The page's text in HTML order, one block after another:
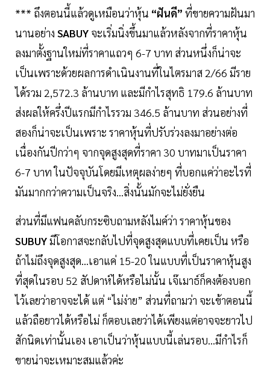
*** ถึงตอนนี้แล้วดูเหมือนว่าหุ้น “ฝันดี” ที่ขายความฝันมา
นานอย่าง SABUY จะเริ่มนิ่งขึ้นมาแล้วหลังจากที่ราคาหุ้น
ลงมาตั้งฐานใหม่ที่ราคาแถวๆ 6-7 บาท ส่วนหนึ่งก็น่าจะ
เป็นเพราะด้วยผลการดำเนินงานที่ในไตรมาส 2/66 มีราย
ได้รวม 2,572.3 ล้านบาท และมีกำไรสุทธิ 179.6 ล้านบาท
ส่งผลให้ครึ่งปีแรกมีกำไรรวม 346.5 ล้านบาท ส่วนอย่างที่
สองก็น่าจะเป็นเพราะ ราคาหุ้นที่ปรับร่วงลงมาอย่างต่อ
เนื่องกันปีกว่าๆ จากจุดสูงสุดที่ราคา 30 บาทมาเป็นราคา
6-7 บาท ในปัจจุบันโดยมีเหตุผลง่ายๆ ที่บอกแค่ว่าอะไรที่
มันมากกว่าความเป็นจริง...สิ่งนั้นมักจะไม่ยั่งยืน
ส่วนที่มีแฟนคลับกระซิบถามหลังไมค์ว่า ราคาหุ้นของ
SUBUYมีโอกาสจะกลับไปที่จุดสูงสุดแบบที่เคยเป็น หรือ
ถ้าไม่ถึงจุดสูงสุด...เอาแค่ 15-20 ในแบบที่เป็นราคาหุ้นสูง
ที่สุดในรอบ 52 สัปดาห์ได้หรือไม่นั้น เจ๊เมาธ์ก็คงต้องบอก
ไว้เลยว่าอาจจะได้ แต่ “ไม่ง่าย” ส่วนที่ถามว่า จะเข้าตอนนี้
แล้วถือยาวได้หรือไม่ ก็ตอบเลยว่าได้เพียงแต่อาจจะยาวไป
สักนิดเท่านั้นเอง เอาเป็นว่าหุ้นแบบนี้เล่นรอบ...มีกำไรก็
ขายน่าจะเหมาะสมแล้วค่ะ